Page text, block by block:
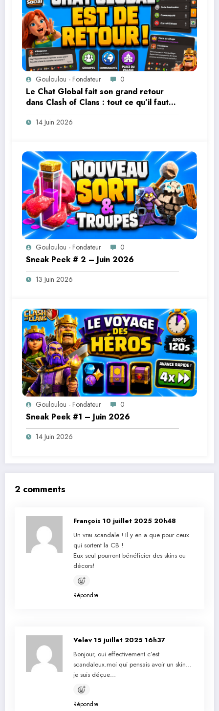
Gouloulou - Fondateur 0
Le Chat Global fait son grand retour
dans Clash of Clans : tout ce qu’il faut
savoir
14 Juin 2026
Gouloulou - Fondateur 0
Sneak Peek # 2 – Juin 2026
13 Juin 2026
Gouloulou - Fondateur 0
Sneak Peek #1 – Juin 2026
14 Juin 2026
2 comments
François 10 juillet 2025 20h48
Un vrai scandale ! Il y en a que pour ceux
qui sortent la CB !
Eux seul pourront bénéficier des skins ou
décors!
Répondre
Velev 15 juillet 2025 16h37
Bonjour, oui effectivement c’est
scandaleux.moi qui pensais avoir un skin…
je suis déçue…
Répondre